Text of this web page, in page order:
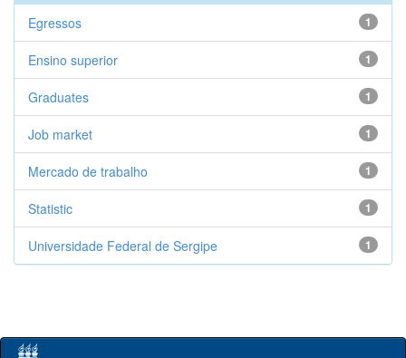
1
Egressos
1
Ensino superior
1
Graduates
1
Job market
1
Mercado de trabalho
1
Statistic
1
Universidade Federal de Sergipe